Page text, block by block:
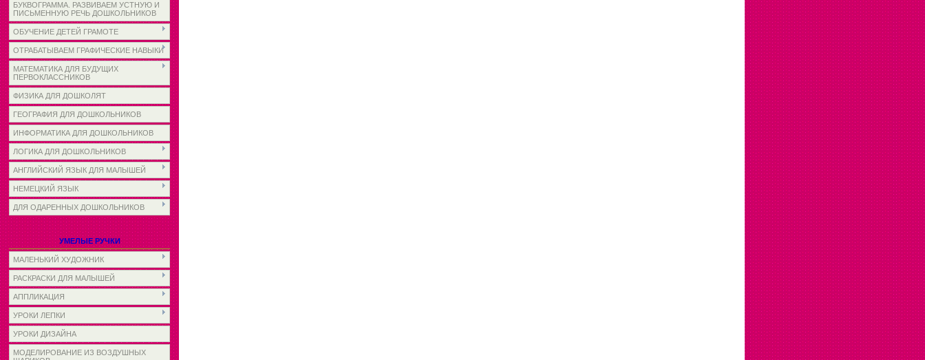
БУКВОГРАММА. РАЗВИВАЕМ УСТНУЮ И
ПИСЬМЕННУЮ РЕЧЬ ДОШКОЛЬНИКОВ
ОБУЧЕНИЕ ДЕТЕЙ ГРАМОТЕ
ОТРАБАТЫВАЕМ ГРАФИЧЕСКИЕ НАВЫКИ
МАТЕМАТИКА ДЛЯ БУДУЩИХ
ПЕРВОКЛАССНИКОВ
ФИЗИКА ДЛЯ ДОШКОЛЯТ
ГЕОГРАФИЯ ДЛЯ ДОШКОЛЬНИКОВ
ИНФОРМАТИКА ДЛЯ ДОШКОЛЬНИКОВ
ЛОГИКА ДЛЯ ДОШКОЛЬНИКОВ
АНГЛИЙСКИЙ ЯЗЫК ДЛЯ МАЛЫШЕЙ
НЕМЕЦКИЙ ЯЗЫК
ДЛЯ ОДАРЕННЫХ ДОШКОЛЬНИКОВ
УМЕЛЫЕ РУЧКИ
МАЛЕНЬКИЙ ХУДОЖНИК
РАСКРАСКИ ДЛЯ МАЛЫШЕЙ
АППЛИКАЦИЯ
УРОКИ ЛЕПКИ
УРОКИ ДИЗАЙНА
МОДЕЛИРОВАНИЕ ИЗ ВОЗДУШНЫХ